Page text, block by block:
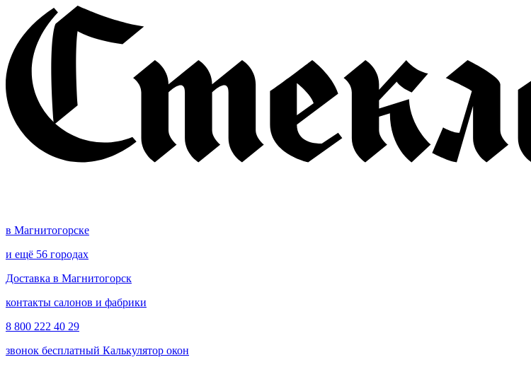
в Магнитогорске
и ещё 56 городах
Доставка в Магнитогорск
контакты салонов и фабрики
8 800 222 40 29
звонок бесплатный Калькулятор окон